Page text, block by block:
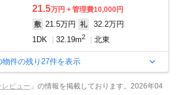
21.5万円
管理費10,000円
敷 21.5万円 礼
32.2万円
1DK
32.19m2 北東
物件の残り27件を表示
ビュー 」の情報を掲載しております。2026年04